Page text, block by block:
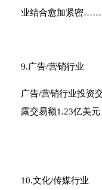
业结合愈加紧密……
9.广告/营销行业
广告/营销行业投资
露交易额1.23亿美元
10.文化/传媒行业